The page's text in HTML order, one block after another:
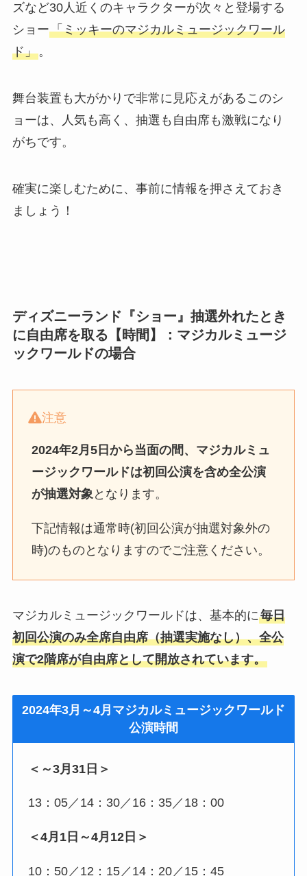
ズなど30人近くのキャラクターが次々と登場する
ショー「ミッキーのマジカルミュージックワール
ド」。
舞台装置も大がかりで非常に見応えがあるこのシ
ョーは、人気も高く、抽選も自由席も激戦になり
がちです。
確実に楽しむために、事前に情報を押さえておき
ましょう！
ディズニーランド『ショー』抽選外れたとき
に自由席を取る【時間】：マジカルミュージ
ックワールドの場合
注意
2024年2月5日から当面の間、マジカルミュ
ージックワールドは初回公演を含め全公演
が抽選対象 となります。
下記情報は通常時(初回公演が抽選対象外の
時)のものとなりますのでご注意ください。
マジカルミュージックワールドは、基本的に毎日
初回公演のみ全席自由席（抽選実施なし）、全公
演で2階席が自由席として開放されています。
2024年3月～4月マジカルミュージックワールド
公演時間
＜～3月31日＞
13：05／14：30／16：35／18：00
＜4月1日～4月12日＞
10：50／12：15／14：20／15：45